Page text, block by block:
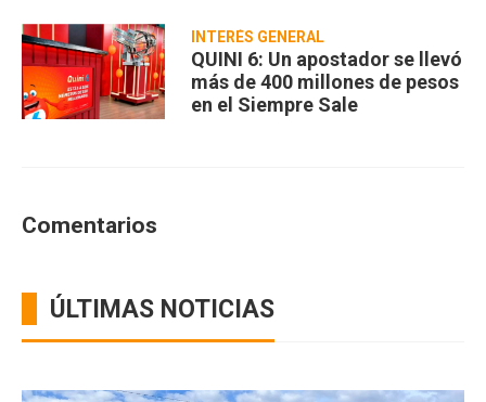
INTERÉS GENERAL
QUINI 6: Un apostador se llevó
más de 400 millones de pesos
en el Siempre Sale
Comentarios
ÚLTIMAS NOTICIAS